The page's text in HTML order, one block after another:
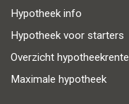
Hypotheek info
Hypotheek voor starters
Overzicht hypotheekrente
Maximale hypotheek